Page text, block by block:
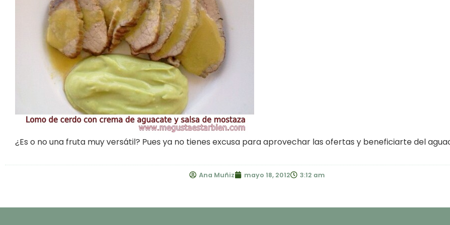
¿Es o no una fruta muy versátil? Pues ya no tienes excusa para aprovechar las ofertas y beneficiarte del
Ana Muñiz mayo 18, 2012 3:12 am